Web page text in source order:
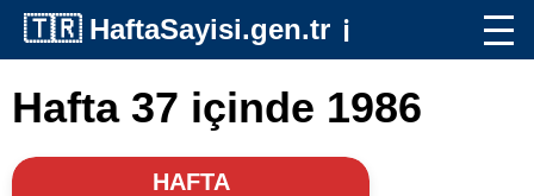
🇹🇷 HaftaSayisi.gen.tr ℹ️
Hafta 37 içinde 1986
HAFTA